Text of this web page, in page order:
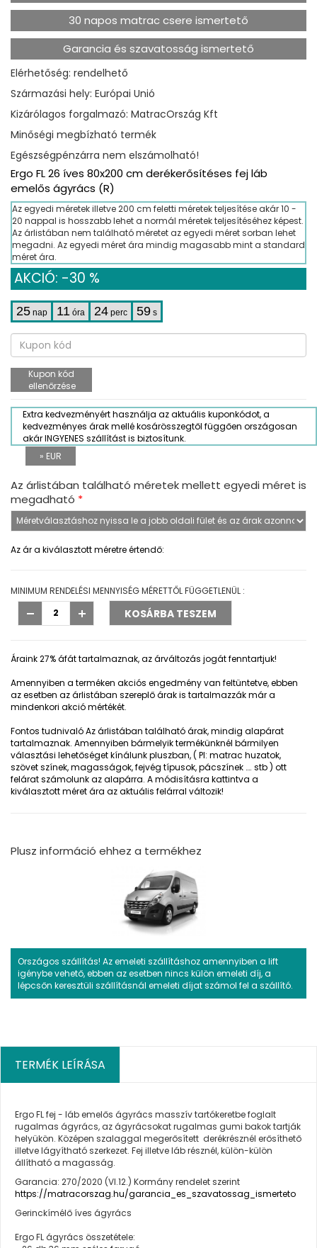
30 napos matrac csere ismertető
Garancia és szavatosság ismertető
Elérhetőség: rendelhető
Származási hely: Európai Unió
Kizárólagos forgalmazó: MatracOrszág Kft
Minőségi megbízható termék
Egészségpénzárra nem elszámolható!
Ergo FL 26 íves 80x200 cm derékerősítéses fej láb
emelős ágyrács (R)
Az egyedi méretek illetve 200 cm feletti méretek teljesítése akár 10 -
20 nappal is hosszabb lehet a normál méretek teljesítéséhez képest.
Az árlistában nem található méretet az egyedi méret sorban lehet
megadni. Az egyedi méret ára mindig magasabb mint a standard
méret ára.
AKCIÓ: -30 %
25 nap 11 óra 24 perc 58 s
Kupon kód
ellenőrzése
Extra kedvezményért használja az aktuális kuponkódot, a
kedvezményes árak mellé kosárösszegtől függően országosan
akár INGYENES szállítást is biztosítunk.
» EUR
Az árlistában található méretek mellett egyedi méret is
megadható *
Az ár a kiválasztott méretre értendő:
MINIMUM RENDELÉSI MENNYISÉG MÉRETTŐL FÜGGETLENÜL :
Áraink 27% áfát tartalmaznak, az árváltozás jogát fenntartjuk!
Amennyiben a terméken akciós engedmény van feltüntetve, ebben
az esetben az árlistában szereplő árak is tartalmazzák már a
mindenkori akció mértékét.
Fontos tudnivalóAz árlistában található árak, mindig alapárat
tartalmaznak. Amennyiben bármelyik termékünknél bármilyen
választási lehetőséget kínálunk pluszban, ( Pl: matrac huzatok,
szövet színek, magasságok, fejvég típusok, pácszínek …. stb ) ott
felárat számolunk az alapárra. A módisításra kattintva a
kiválasztott méret ára az aktuális felárral változik!
Plusz információ ehhez a termékhez
Országos szállítás! Az emeleti szállításhoz amennyiben a lift
igénybe vehető, ebben az esetben nincs külön emeleti díj, a
lépcsőn keresztüli szállításnál emeleti díjat számol fel a szállító.
TERMÉK LEÍRÁSA
Ergo FL fej - láb emelős ágyrács masszív tartókeretbe foglalt
rugalmas ágyrács, az ágyrácsokat rugalmas gumi bakok tartják
helyükön. Középen szalaggal megerősített derékrésznél erősíthető
illetve lágyítható szerkezet. Fej illetve láb résznél, külön-külön
állítható a magasság.
Garancia: 270/2020 (VI.12.) Kormány rendelet szerint
https://matracorszag.hu/garancia_es_szavatossag_ismerteto
Gerinckímélő íves ágyrács
Ergo FL ágyrács összetétele: